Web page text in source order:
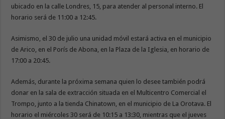
ubicado en la calle Londres, 15, para atender al personal interno. El
horario será de 11:00 a 12:45.
Asimismo, el 30 de julio una unidad móvil estará activa en el municipio
de Arico, en el Porís de Abona, en la Plaza de la Iglesia, en horario de
17:00 a 20:45.
Además, durante la próxima semana quien lo desee también podrá
donar en la sala de extracción situada en el Multicentro Comercial el
Trompo, junto a la tienda Chinatown, en el municipio de La Orotava. El
horario el miércoles 30 será de 10:15 a 13:30, mientras que el jueves